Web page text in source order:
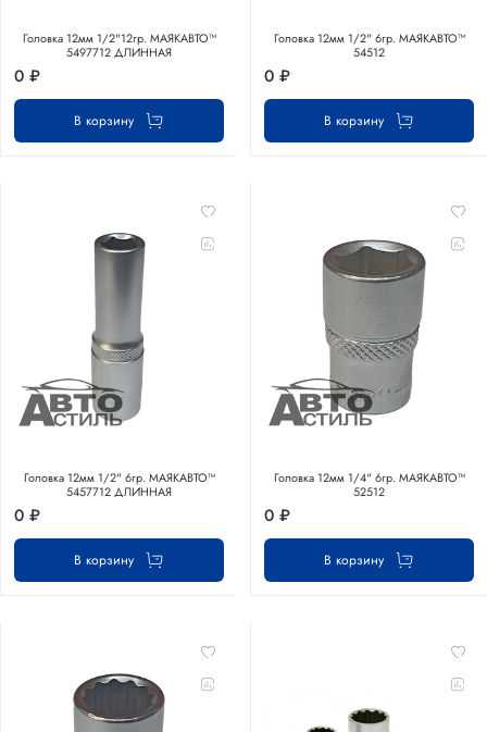
Головка 12мм 1/2"12гр. МАЯКАВТО™
5497712 ДЛИННАЯ
0 ₽
В корзину
Головка 12мм 1/2" 6гр. МАЯКАВТО™
54512
0 ₽
В корзину
Головка 12мм 1/2" 6гр. МАЯКАВТО™
5457712 ДЛИННАЯ
0 ₽
В корзину
Головка 12мм 1/4" 6гр. МАЯКАВТО™
52512
0 ₽
В корзину